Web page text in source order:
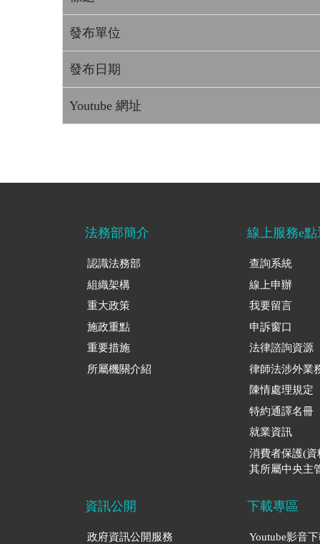
發布單位
發布日期
Youtube 網址
法務部簡介
認識法務部
組織架構
重大政策
施政重點
重要措施
所屬機關介紹
線上服務e點
查詢系統
線上申辦
我要留言
申訴窗口
法律諮詢資源
律師法涉外業
陳情處理規定
特約通譯名冊
就業資訊
消費者保護(
其所屬中央主
資訊公開
政府資訊公開服務
下載專區
Youtube影音